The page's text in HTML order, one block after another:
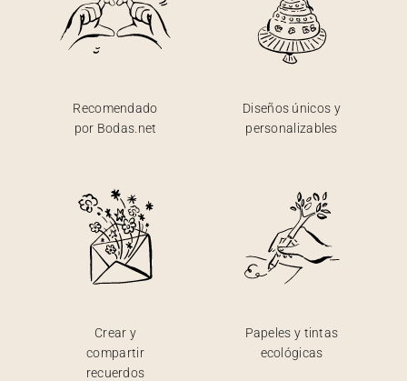
Recomendado
por Bodas.net
Diseños únicos y
personalizables
Crear y
compartir
recuerdos
Papeles y tintas
ecológicas